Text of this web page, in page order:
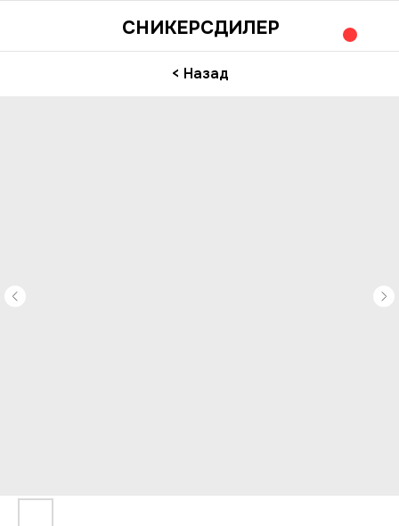
СНИКЕРСДИЛЕР
< Назад